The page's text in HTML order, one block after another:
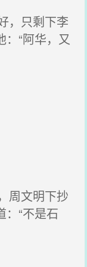
，只剩下李
“阿华，又
周文明下抄
：“不是石